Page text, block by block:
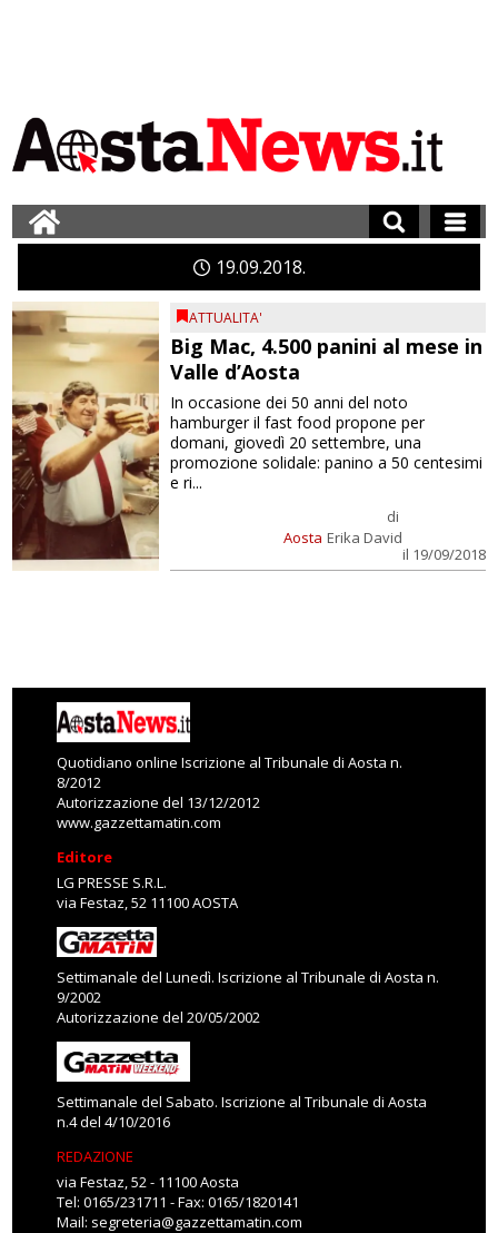
1909 2018
ATTUALITA'
Big Mac, 4.500 panini al mese in
Valle d’Aosta
Aosta
di
Erika David
il 19/09/2018
In occasione dei 50 anni del noto
hamburger il fast food propone per
domani, giovedì 20 settembre, una
promozione solidale: panino a 50 centesimi
e ri...
Quotidiano online Iscrizione al Tribunale di Aosta n.
8/2012
Autorizzazione del 13/12/2012
www.gazzettamatin.com
Editore
LG PRESSE S.R.L.
via Festaz, 52 11100 AOSTA
Settimanale del Lunedì. Iscrizione al Tribunale di Aosta n.
9/2002
Autorizzazione del 20/05/2002
Settimanale del Sabato. Iscrizione al Tribunale di Aosta
n.4 del 4/10/2016
REDAZIONE
via Festaz, 52 - 11100 Aosta
Tel: 0165/231711 - Fax: 0165/1820141
Mail: segreteria@gazzettamatin.com